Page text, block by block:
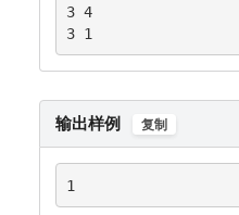
3 4
3 1
输出样例 复制
1